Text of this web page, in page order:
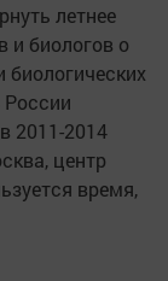
летнее
биологов о
2011-2014
центр
время,